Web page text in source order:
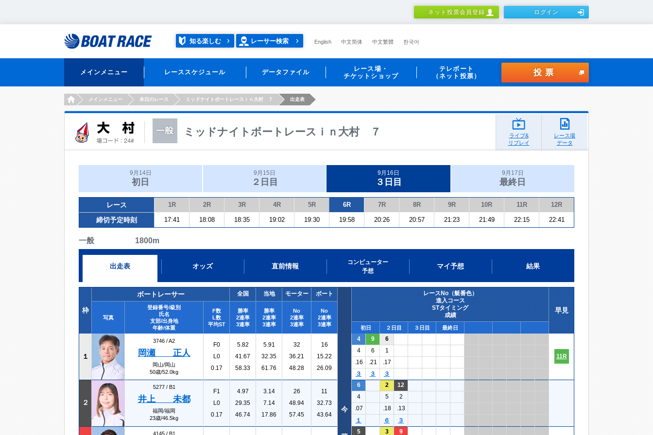
ネット投票会員登録 ログイン
知る楽しむ レーサー検索 English 中文简体 中文繁體 한국어
メインメニュー レーススケジュール データファイル
レース場・
チケットショップ
テレボート
（ネット投票）
投票
HOMEメインメニュー 本日のレース ミッドナイトボートレースｉｎ大村 ７ 出走表
ミッドナイトボートレースｉｎ大村 ７
ライブ&
リプレイ
レース場
データ
9月14日
初日
9月15日
２日目
9月16日
３日目
9月17日
最終日
レース 1R 2R 3R 4R 5R 6R 7R 8R 9R 10R 11R 12R
締切予定時刻 17:41 18:08 18:35 19:02 19:30 19:58 20:26 20:57 21:23 21:49 22:15 22:41
一般 1800m
出走表 オッズ 直前情報
コンピューター
予想
マイ予想 結果
枠
ボートレーサー 全国 当地 モーター ボート
レースNo（艇番色）
進入コース
STタイミング
成績
早見
写真
登録番号/級別
氏名
支部/出身地
年齢/体重
F数
L数
平均ST
勝率
2連率
3連率
勝率
2連率
3連率
No
2連率
3連率
No
2連率
3連率
初日 ２日目 ３日目 最終日
１
3746 /A2
岡瀬 正人
岡山/岡山
50歳/52.0kg
F0
L0
0.17
5.82
41.67
58.33
5.91
32.35
61.76
32
36.21
48.28
16
15.22
26.09
4 9 6
11R
4 6
1
.16
.21
.17
３
３ ３
２
5277 / B1
井上 未都
福岡/福岡
23歳/46.5kg
F1
L0
0.17
4.97
29.35
46.74
3.14
7.14
17.86
26
48.94
57.45
11
32.73
43.64
6 2
12
4
5
2
.07
.18
.13
１
６ ３
4145 / B1 5 3 9
今